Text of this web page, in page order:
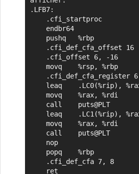
.LFB7: